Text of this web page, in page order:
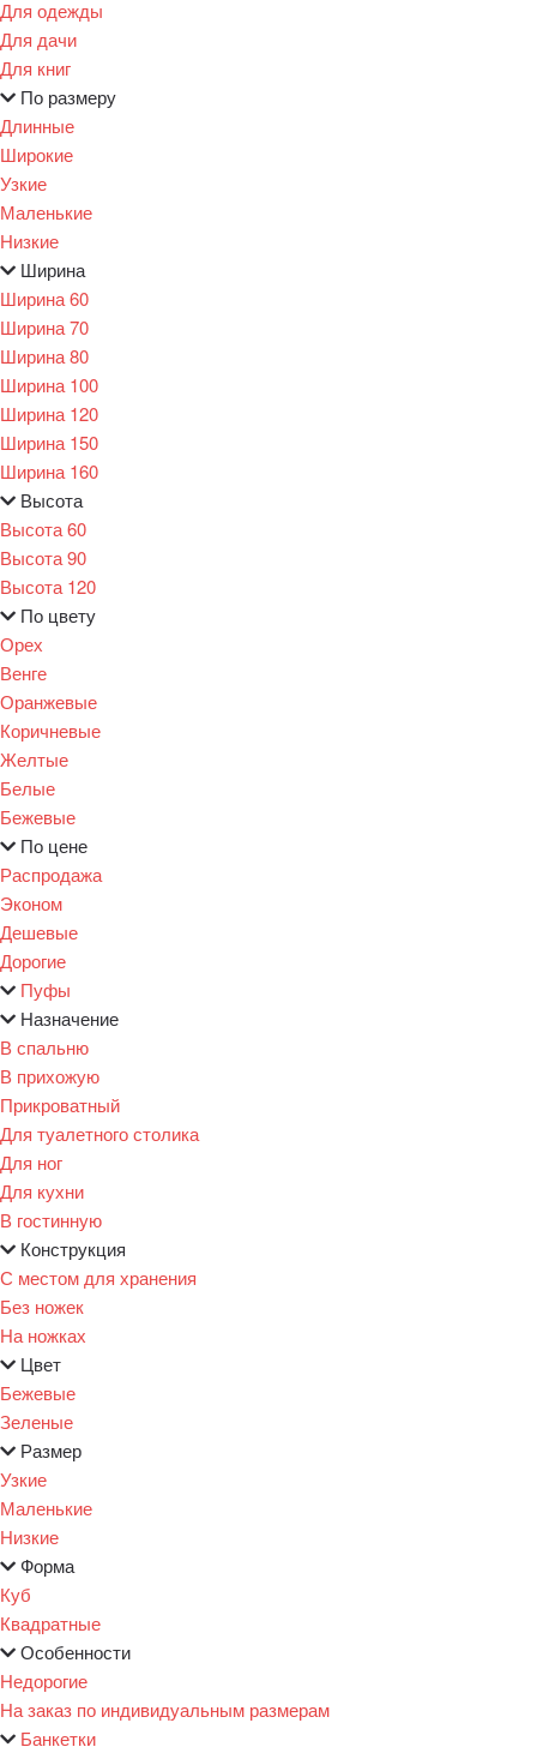
Для одежды
Для дачи
Для книг
По размеру
Длинные
Широкие
Узкие
Маленькие
Низкие
Ширина
Ширина 60
Ширина 70
Ширина 80
Ширина 100
Ширина 120
Ширина 150
Ширина 160
Высота
Высота 60
Высота 90
Высота 120
По цвету
Орех
Венге
Оранжевые
Коричневые
Желтые
Белые
Бежевые
По цене
Распродажа
Эконом
Дешевые
Дорогие
Пуфы
Назначение
В спальню
В прихожую
Прикроватный
Для туалетного столика
Для ног
Для кухни
В гостинную
Конструкция
С местом для хранения
Без ножек
На ножках
Цвет
Бежевые
Зеленые
Размер
Узкие
Маленькие
Низкие
Форма
Куб
Квадратные
Особенности
Недорогие
На заказ по индивидуальным размерам
Банкетки